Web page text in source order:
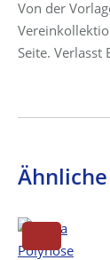
Von der
Seite. Verlasst